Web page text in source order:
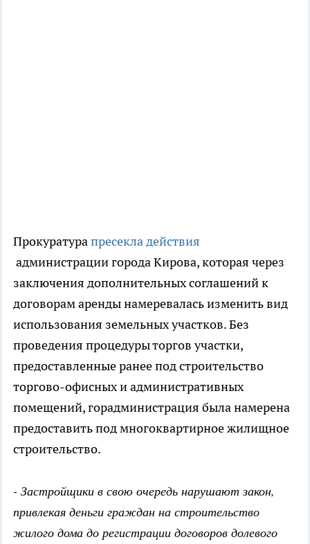
Прокуратурапресекла действия
администрации города Кирова, которая через
заключения дополнительных соглашений к
договорам аренды намеревалась изменить вид
использования земельных участков. Без
проведения процедуры торгов участки,
предоставленные ранее под строительство
торгово-офисных и административных
помещений, горадминистрация была намерена
предоставить под многоквартирное жилищное
строительство.
- Застройщики в свою очередь нарушают закон,
привлекая деньги граждан на строительство
жилого дома до регистрации договоров долевого